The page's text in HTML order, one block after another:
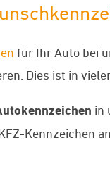
für Ihr Auto bei
Dies ist in
in
Kennzeichen an.